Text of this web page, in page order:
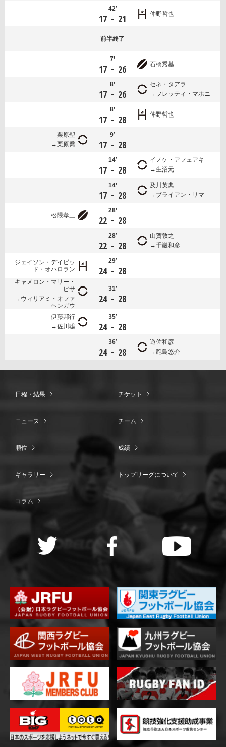
42’
17 - 21 仲野哲也
前半終了
7’
17 - 26 石橋秀基
8’
17 - 26
セネ・タアラ
フレッティ・マホニ
8’
17 - 28 仲野哲也
栗原聖
栗原喬
9’
17 - 28
14’
17 - 28
イノケ・アフェアキ
生沼元
14’
17 - 28
及川英典
ブライアン・リマ
松隈孝三
28’
22 - 28
28’
22 - 28
山賀敦之
千巖和彦
ジェイソン・デイビッ
ド・オハロラン
29’
24 - 28
キャメロン・マリー・
ピサ
ウィリアミ・オファ
ヘンガウ
31’
24 - 28
伊藤邦行
佐川聡
35’
24 - 28
36’
24 - 28
遊佐和彦
艶島悠介
日程・結果 チケット
ニュース チーム
順位 成績
ギャラリー トップリーグについて
コラム